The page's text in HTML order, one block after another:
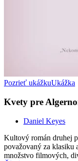
Pozrieť ukážkuUkážka
Kvety pre
Daniel Keyes
Kultový román druhej
považovaný za klasiku
množstvo filmových,